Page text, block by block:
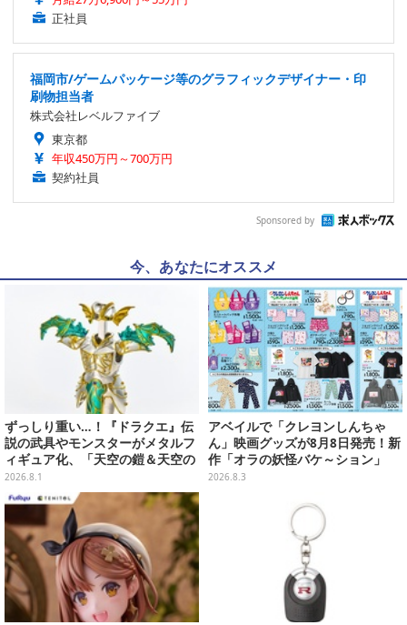
正社員
福岡市/ゲームパッケージ等のグラフィックデザイナー・印
刷物担当者
株式会社レベルファイブ
東京都
年収450万円～700万円
契約社員
Sponsored by
今、あなたにオススメ
ずっしり重い…！『ドラクエ』伝
説の武具やモンスターがメタルフ
ィギュア化、「天空の鎧＆天空の
兜」など全7種類
2026.8.1
アベイルで「クレヨンしんちゃ
ん」映画グッズが8月8日発売！新
作「オラの妖怪バケ～ション」
や、「ヘンダーランド」「暗黒タ
2026.8.3